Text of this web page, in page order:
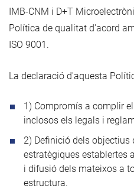
IMB-CNM i D+T
Política de qualitat d'acord
ISO 9001.
La declaració d'aquesta
1) Compromís a complir
inclosos els legals i
2) Definició dels
estratègiques establertes
i difusió dels mateixos a
estructura.